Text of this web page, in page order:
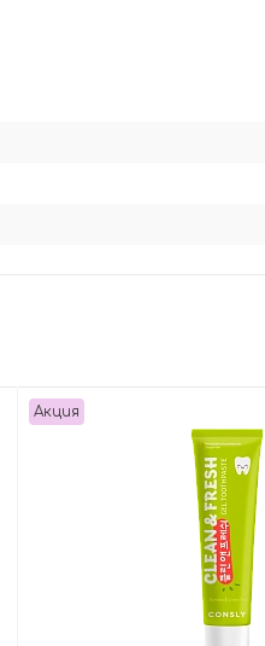
Акция